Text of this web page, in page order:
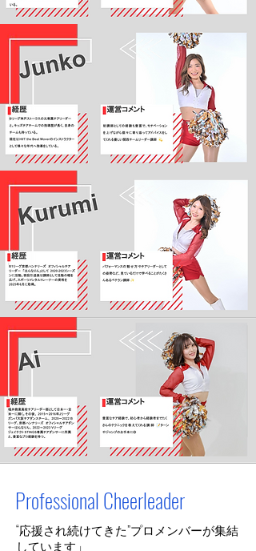
​Professional Cheerleader
​“応援され続けてきた”プロメンバーが集結
しています」